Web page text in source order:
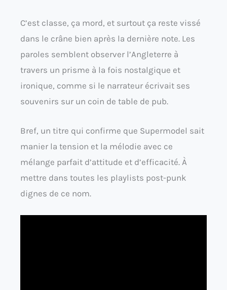
C’est classe, ça mord, et surtout ça reste vissé
dans le crâne bien après la dernière note. Les
paroles semblent observer l’Angleterre à
travers un prisme à la fois nostalgique et
ironique, comme si le narrateur écrivait ses
souvenirs sur un coin de table de pub.
Bref, un titre qui confirme que Supermodel sait
manier la tension et la mélodie avec ce
mélange parfait d’attitude et d’efficacité. À
mettre dans toutes les playlists post-punk
dignes de ce nom.